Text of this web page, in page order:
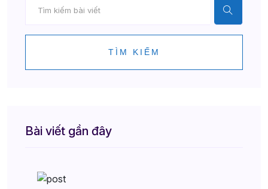
TÌM KIẾM
Bài viết gần đây